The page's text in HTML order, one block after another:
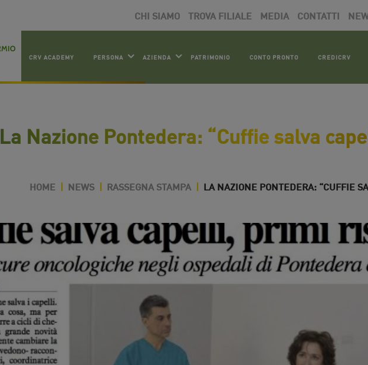
CHI SIAMO TROVA FILIALE MEDIA CONTATTI
CRV ACADEMY PERSONA AZIENDA PATRIMONIO CONTO PRONTO CREDICRV
La Nazione Pontedera: “Cuffie salva
HOME | NEWS | RASSEGNA STAMPA | LA NAZIONE PONTEDERA: “CUFFIE